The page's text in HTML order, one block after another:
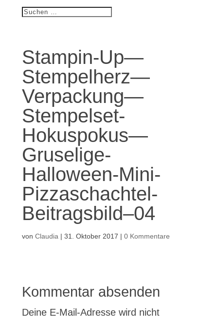
Stampin-Up—
Stempelherz—
Verpackung—
Stempelset-
Hokuspokus—
Gruselige-
Halloween-Mini-
Pizzaschachtel-
Beitragsbild–04
von Claudia | 31. Oktober 2017 | 0 Kommentare
Kommentar absenden
Deine E-Mail-Adresse wird nicht